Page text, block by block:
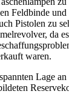
Feldbinde
Pistolen zu
da
waren.
Lage